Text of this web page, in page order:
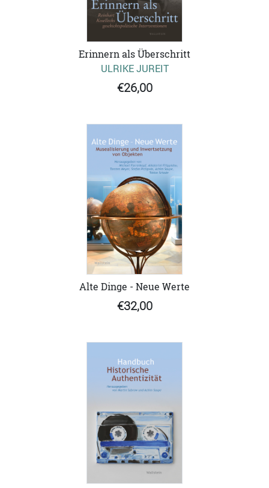
Erinnern als Überschritt
ULRIKE JUREIT
€26,00
Alte Dinge - Neue Werte
€32,00